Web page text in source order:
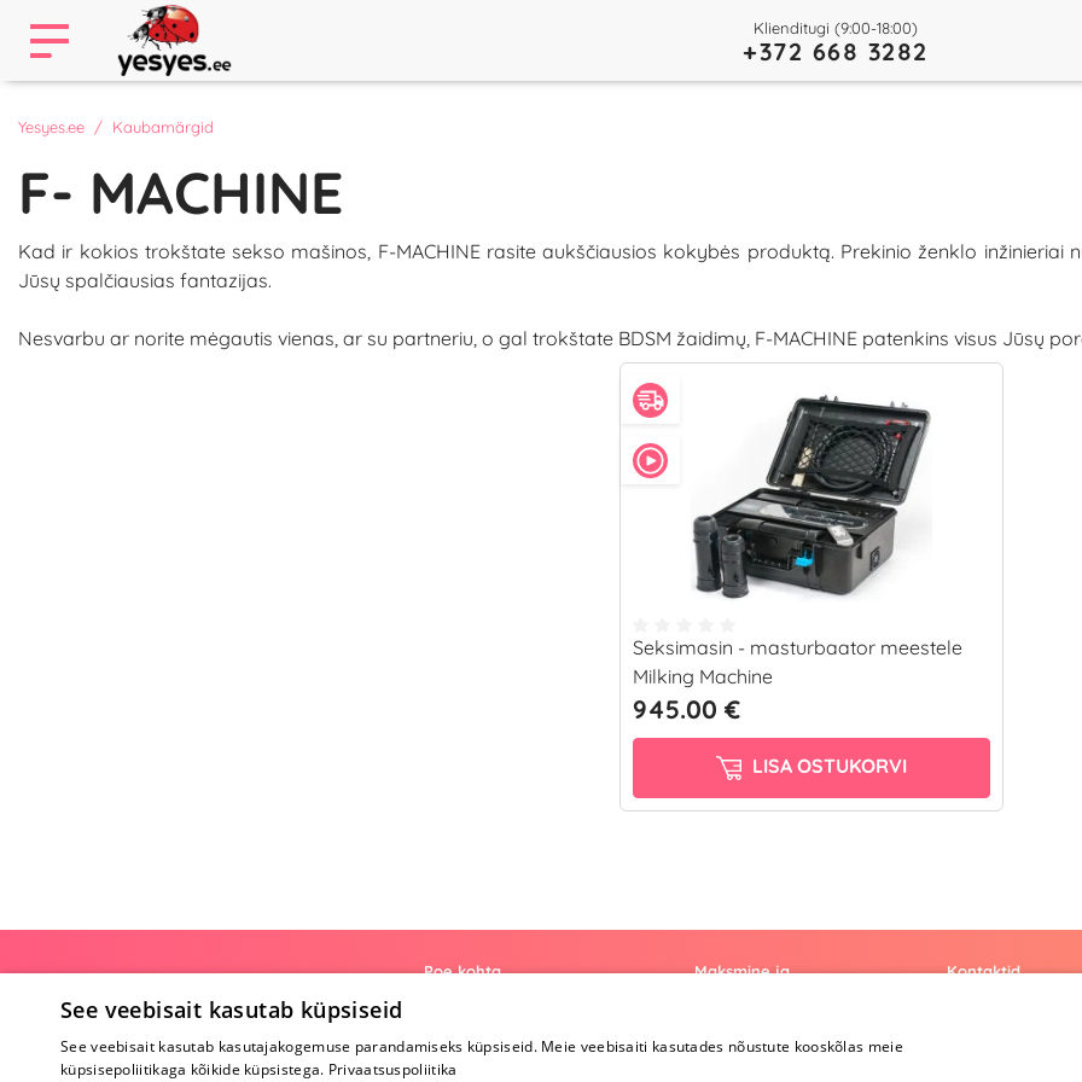
Klienditugi (9:00-18:00)
+372 668 3282
Yesyes.ee Kaubamärgid
F- MACHINE
Kad ir kokios trokštate sekso mašinos, F-MACHINE rasite aukščiausios kokybės produktą. Prekinio ženklo
Jūsų spalčiausias fantazijas.
Nesvarbu ar norite mėgautis vienas, ar su partneriu, o gal trokštate BDSM žaidimų, F-MACHINE patenkins visus Jūsų
Seksimasin - masturbaator meestele
Milking Machine
945.00 €
LISA OSTUKORVI
Poe kohta
Koostöö
Tagasiside
Maksmine ja
Maksmine ja
Kontaktid
See veebisait kasutab küpsiseid
See veebisait kasutab kasutajakogemuse parandamiseks küpsiseid. Meie veebisaiti kasutades nõustute kooskõlas meie
küpsisepoliitikaga kõikide küpsistega. Privaatsuspoliitika